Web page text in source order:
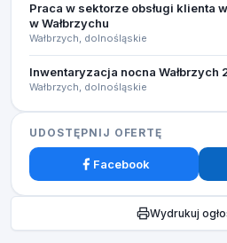
Praca w sektorze obsługi klienta
w Wałbrzychu
Wałbrzych, dolnośląskie
Inwentaryzacja nocna Wałbrzych
Wałbrzych, dolnośląskie
UDOSTĘPNIJ OFERTĘ
Facebook
Wydrukuj